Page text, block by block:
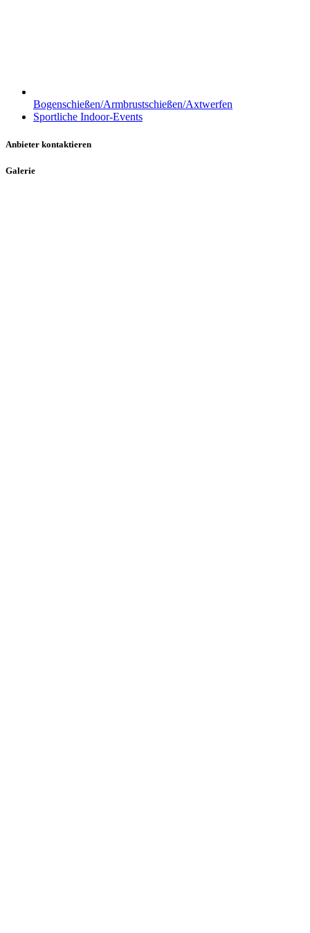
Bogenschießen/Armbrustschießen/Axtwerfen
Sportliche Indoor-Events
Anbieter kontaktieren
Galerie